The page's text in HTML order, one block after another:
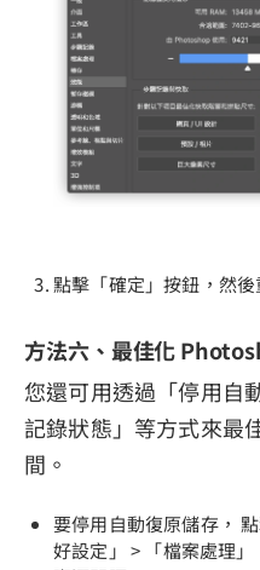
點擊「確定」按鈕，然
方法六、最佳化
您還可用透過「停用自
記錄狀態」等方式來最
間。
要停用自動復原儲存，
好設定」 > 「檔案處理